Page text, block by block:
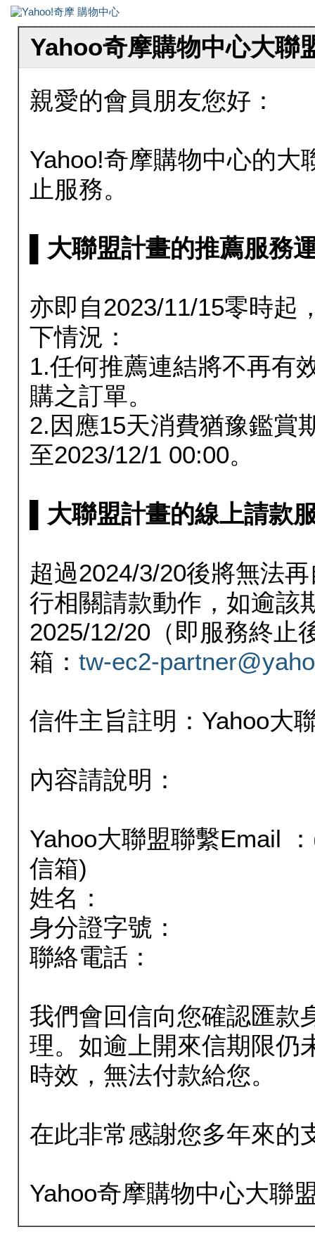
Yahoo奇摩購物中心大聯
親愛的會員朋友您好：
Yahoo!奇摩購物中心的大
止服務。
▌大聯盟計畫的推薦服務
亦即自2023/11/15零時起
下情況：
1.任何推薦連結將不再有
購之訂單。
2.因應15天消費猶豫鑑賞
至2023/12/1 00:00。
▌大聯盟計畫的線上請款
超過2024/3/20後將無法
行相關請款動作，如逾該
2025/12/20（即服務終止
箱： tw-ec2-
信件主旨註明：Yahoo大
內容請說明：
Yahoo大聯盟聯繫Email
信箱)
姓名：
身分證字號：
聯絡電話：
我們會回信向您確認匯款
理。如逾上開來信期限仍
時效，無法付款給您。
在此非常感謝您多年來的
Yahoo奇摩購物中心大